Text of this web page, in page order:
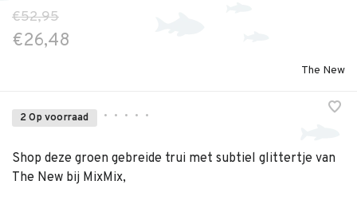
€52,95
€26,48
The New
2 Op voorraad • • • • •
Shop deze groen gebreide trui met subtiel glittertje van
The New bij MixMix,